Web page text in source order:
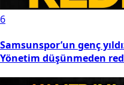
6
Samsunspor’un genç
Yönetim düşünmeden